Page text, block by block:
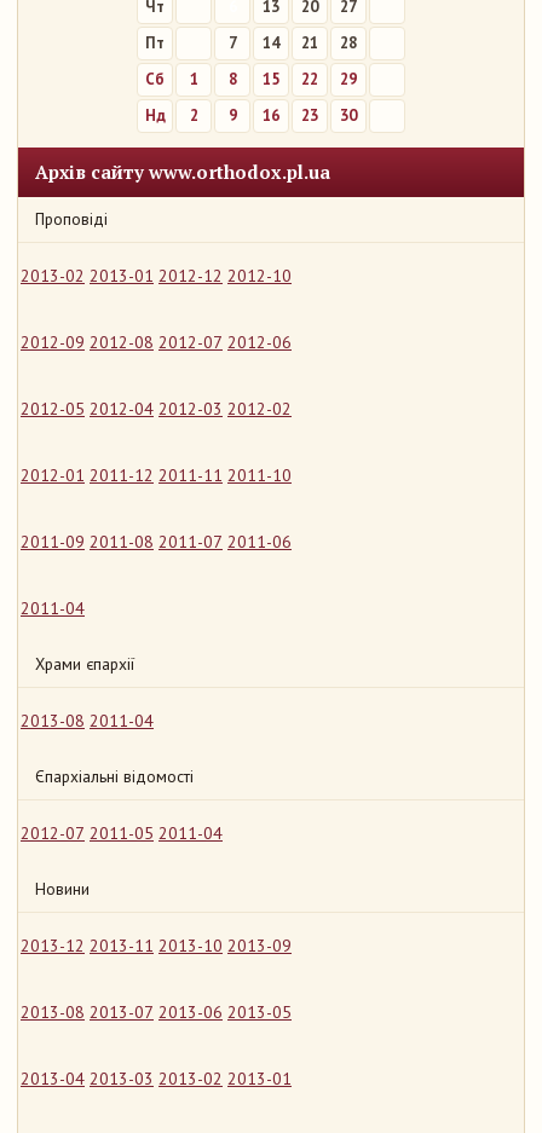
Чт
13 20
27
Пт
7 14 21
28
Сб
1 8 15 22
29
Нд
2 9 16 23 30
Архів сайту www.orthodox.pl.ua
Проповіді
2013-02 2013-01 2012-12 2012-10
2012-09 2012-08 2012-07 2012-06
2012-05 2012-04 2012-03 2012-02
2012-01 2011-12 2011-11 2011-10
2011-09 2011-08 2011-07 2011-06
2011-04
Храми єпархії
2013-08 2011-04
Єпархіальні відомості
2012-07 2011-05 2011-04
Новини
2013-12 2013-11 2013-10 2013-09
2013-08 2013-07 2013-06 2013-05
2013-04 2013-03 2013-02 2013-01